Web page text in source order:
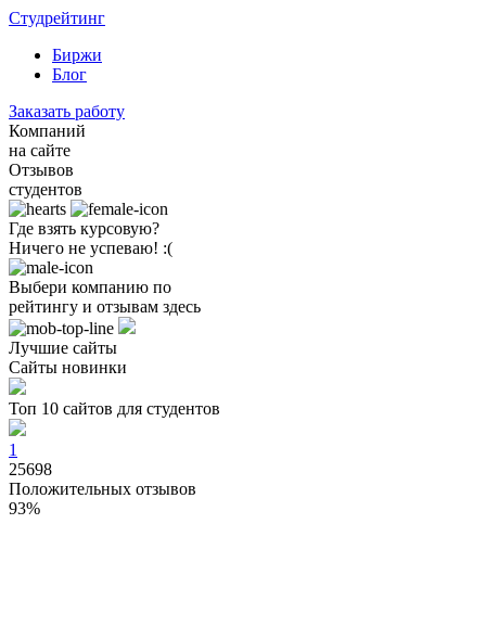
Студрейтинг
Биржи
Блог
Заказать работу
Компаний
на сайте
Отзывов
студентов
Где взять курсовую?
Ничего не успеваю! :(
Выбери компанию по
рейтингу и отзывам здесь
Лучшие сайты
Сайты новинки
Топ 10 сайтов для студентов
1
25698
Положительных отзывов
93%